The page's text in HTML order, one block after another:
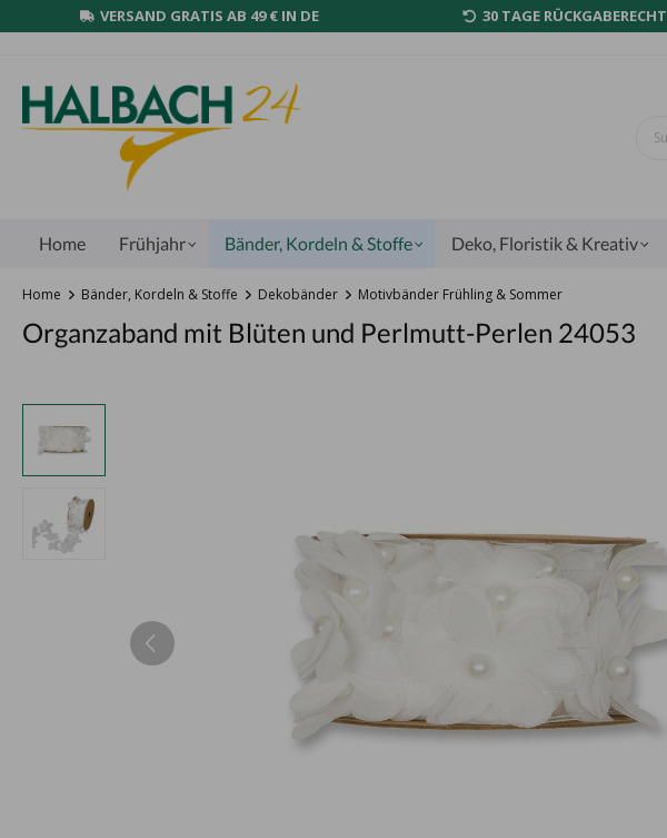
VERSAND GRATIS AB 49 € IN DE 30 TAGE RÜCKGABERECHT
Home Frühjahr Bänder, Kordeln & Stoffe Deko, Floristik & Kreativ
Home Bänder, Kordeln & Stoffe Dekobänder Motivbänder Frühling & Sommer
Organzaband mit Blüten und Perlmutt-Perlen 24053